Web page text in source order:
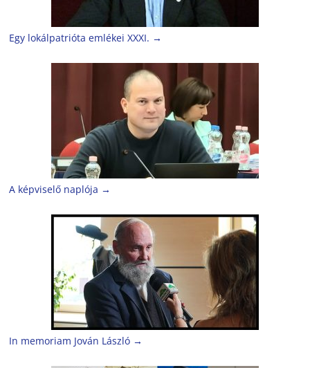
Egy lokálpatrióta emlékei XXXI. →
A képviselő naplója →
In memoriam Jován László →